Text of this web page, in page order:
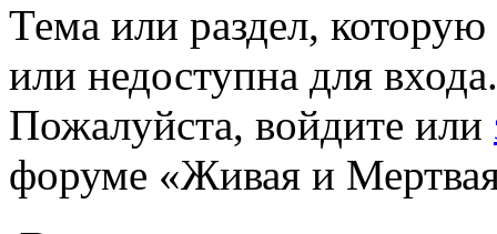
Тема или раздел,
или недоступна для входа.
Пожалуйста, войдите или
форуме «Живая и